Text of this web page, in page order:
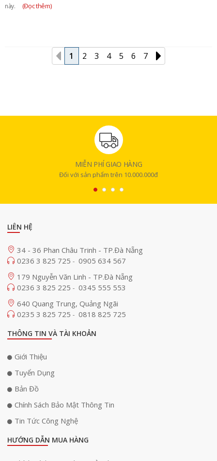
này.
(Đọc thêm)
1 2 3 4 5 6 7
MIỄN PHÍ GIAO HÀNG
Đối với sản phẩm trên 10.000.000đ
LIÊN HỆ
34 - 36 Phan Châu Trinh - TP.Đà Nẵng
0236 3 825 725 - 0905 634 567
179 Nguyễn Văn Linh - TP.Đà Nẵng
0236 3 825 225 - 0345 555 553
640 Quang Trung, Quảng Ngãi
0235 3 825 725 - 0818 825 725
THÔNG TIN VÀ TÀI KHOẢN
Giới Thiệu
Tuyển Dụng
Bản Đồ
Chính Sách Bảo Mật Thông Tin
Tin Tức Công Nghệ
HƯỚNG DẪN MUA HÀNG